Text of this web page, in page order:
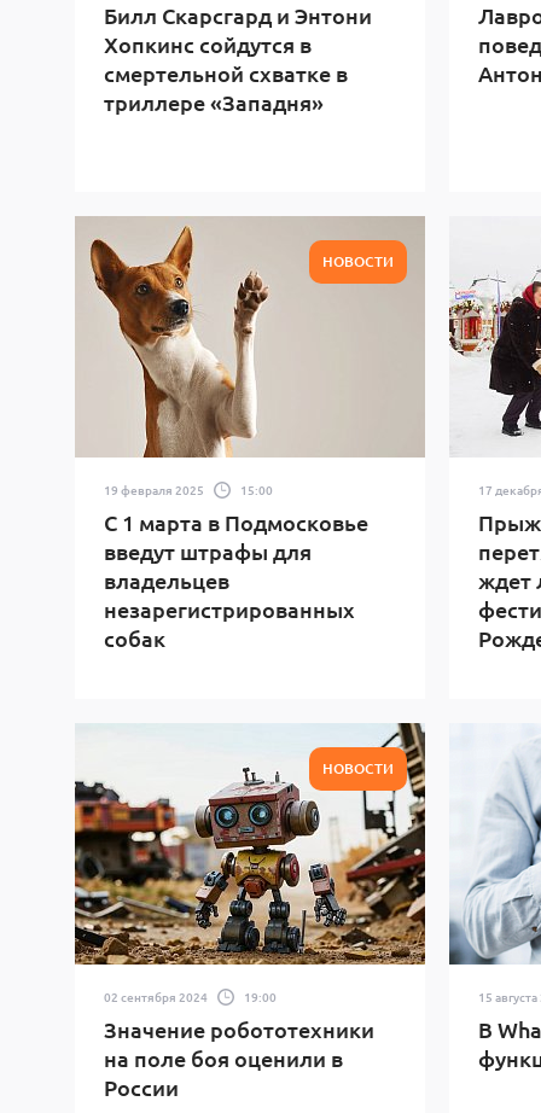
Билл Скарсгард и Энтони
Хопкинс сойдутся в
смертельной схватке в
триллере «Западня»
НОВОСТИ
19 февраля 2025 15:00
С 1 марта в Подмосковье
введут штрафы для
владельцев
незарегистрированных
собак
17
ждет
НОВОСТИ
02 сентября 2024 19:00
Значение робототехники
на поле боя оценили в
России
15
В